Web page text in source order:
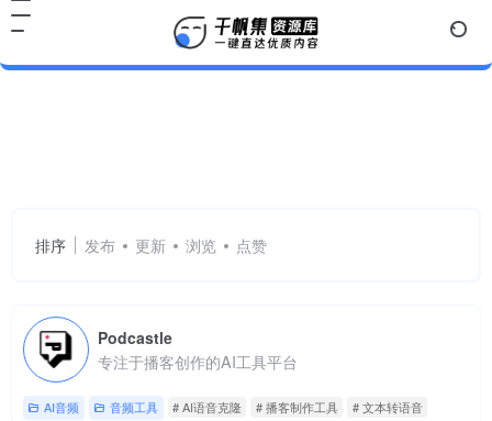
排序 发布 更新 浏览 点赞
Podcastle
专注于播客创作的AI工具平台
AI音频 音频工具 # AI语音克隆 # 播客制作工具 # 文本转语音